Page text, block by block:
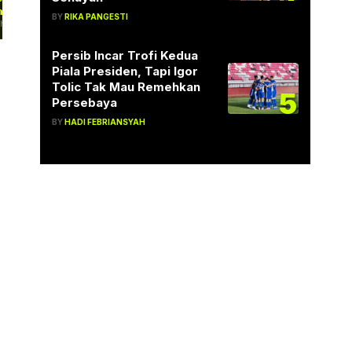
Kenyal yang Cocok
pekan menjadi waktu yang tepat
BYRIKA PANGESTI
Persib Incar Trofi Kedua
Piala Presiden, Tapi Igor
Tolic Tak Mau Remehkan
Persebaya
BYHADI FEBRIANSYAH
5